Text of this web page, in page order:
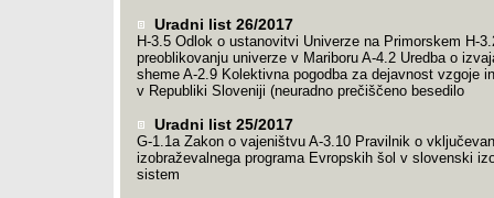
Uradni list 26/2017
H-3.5 Odlok o ustanovitvi Univerze na Primorskem H-
preoblikovanju univerze v Mariboru A-4.2 Uredba o
sheme A-2.9 Kolektivna pogodba za dejavnost vzgoje
v Republiki Sloveniji (neuradno prečiščeno besedilo
Uradni list 25/2017
G-1.1a Zakon o vajeništvu A-3.10 Pravilnik o
izobraževalnega programa Evropskih šol v slovenski
sistem